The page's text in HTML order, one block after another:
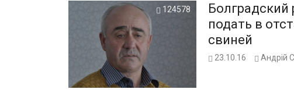
124578
Болградский
подать в
свиней
23.10.16 Андрій